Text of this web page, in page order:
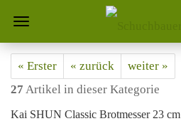
« Erster « zurück
weiter »
27 Artikel in dieser Kategorie
Kai SHUN Classic Brotmesser 23 cm